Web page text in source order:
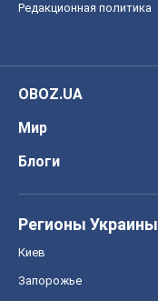
Редакционная политика
OBOZ.UA
Мир
Блоги
Регионы Украины
Киев
Запорожье